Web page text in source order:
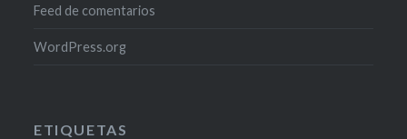
Feed de comentarios
WordPress.org
ETIQUETAS